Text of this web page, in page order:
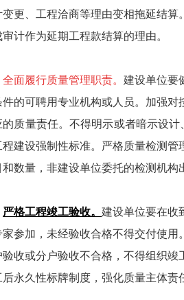
变更、工程洽商等理由变相拖延结
计作为延期工程款结算的理由。
全面履行质量管理职责。 建设单位要
的可聘用专业机构或人员。加强
质量责任。不得明示或者暗示设
建设强制性标准。严格质量检测
数量，非建设单位委托的检测机构
严格工程竣工验收。 建设单位要在收
参加，未经验收合格不得交付使
收或分户验收不合格，不得组织
永久性标牌制度，强化质量主体责